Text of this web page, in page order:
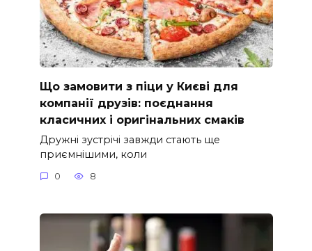
Що замовити з піци у Києві для
компанії друзів: поєднання
класичних і оригінальних смаків
Дружні зустрічі завжди стають ще
приємнішими, коли
0 8